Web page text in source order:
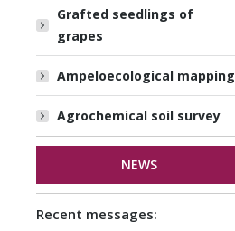
Grafted seedlings of
grapes
Ampeloecological mapping
Agrochemical soil survey
NEWS
Recent messages: